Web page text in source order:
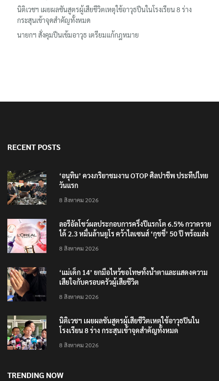
นิติเวชฯ เผยผลชันสูตรผู้เสียชีวิตเหตุใช้อาวุธปืนในโรงเรียน 8 ร่าง
กระสุนเข้าจุดสำคัญทั้งหมด
นายกฯ สั่งคุมปืนเข้มอาวุธ เตรียมแก้กฎหมาย
RECENT POSTS
‘อนุทิน’ ควงภริยาชมงาน OTOP ศิลปาชีพ ประทีปไทย
วันแรก
8 สิงหาคม 2026
ลอรีอัลโชว์ผลประกอบการครึ่งปีแรกโต 6.5% กวาดราย
ได้ 2.3 หมื่นล้านยูโร คว้าไลเซนส์ ‘กุชชี่’ 50 ปี พร้อมส่ง
8 สิงหาคม 2026
‘แม่เด็ก 14’ ยกมือไหว้ขอโทษทั้งน้ำตาและแสดงความ
เสียใจกับครอบครัวผู้เสียชีวิต
8 สิงหาคม 2026
นิติเวชฯ เผยผลชันสูตรผู้เสียชีวิตเหตุใช้อาวุธปืนใน
โรงเรียน 8 ร่าง กระสุนเข้าจุดสำคัญทั้งหมด
8 สิงหาคม 2026
TRENDING NOW